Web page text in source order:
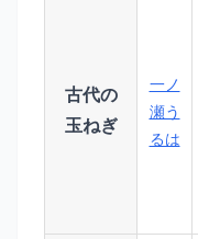
古代の
玉ねぎ
一ノ
瀬う
るは